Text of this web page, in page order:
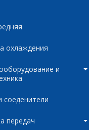
охлаждения
и
соеденители
передач